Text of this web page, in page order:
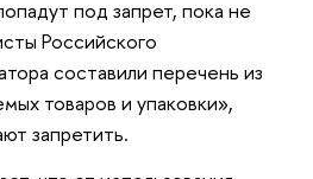
под запрет, пока не
Российского
составили перечень из
товаров и упаковки»,
запретить.